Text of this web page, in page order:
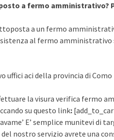
a fermo amministrativo?
a un fermo
al fermo amministrativo
uffici aci della provincia di Como
la visura verifica fermo
su questo link:
E’ semplice munitevi di
nostro servizio avrete una